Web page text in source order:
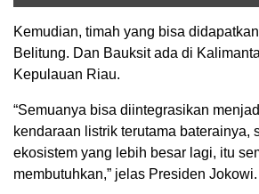
Kemudian, timah yang bisa
Belitung. Dan Bauksit ada di
Kepulauan Riau.
“Semuanya bisa diintegrasikan
kendaraan listrik terutama baterainya,
ekosistem yang lebih besar lagi, itu
membutuhkan,” jelas Presiden Jokowi.